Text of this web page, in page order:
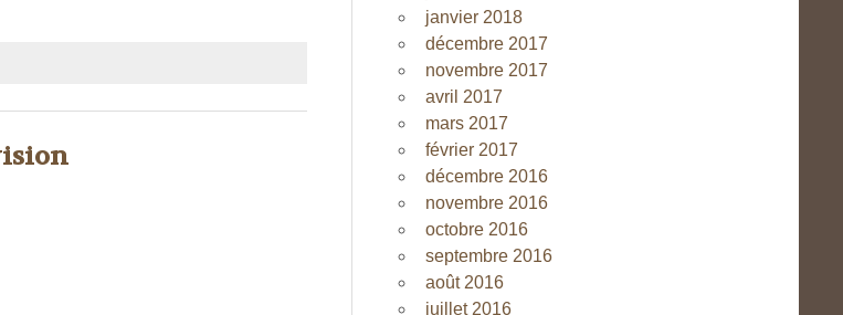
janvier 2018
décembre 2017
novembre 2017
avril 2017
mars 2017
février 2017
décembre 2016
novembre 2016
octobre 2016
septembre 2016
août 2016
juillet 2016